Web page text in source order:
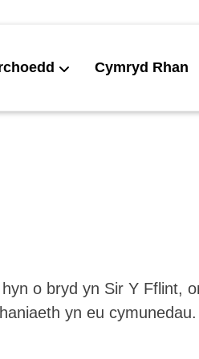
Cymryd Rhan
o bryd yn Sir Y Fflint,
yn eu